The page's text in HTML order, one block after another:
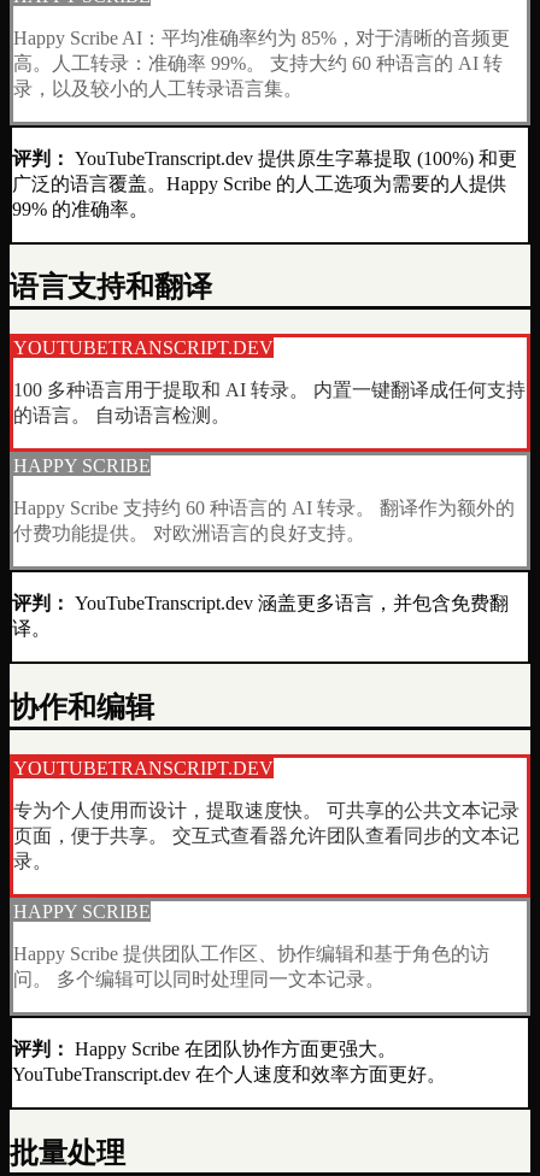
Happy Scribe AI：平均准确率约为 85%，对于清晰的音频更
高。人工转录：准确率 99%。 支持大约 60 种语言的 AI 转
录，以及较小的人工转录语言集。
评判： YouTubeTranscript.dev 提供原生字幕提取 (100%) 和更
广泛的语言覆盖。Happy Scribe 的人工选项为需要的人提供
99% 的准确率。
语言支持和翻译
YOUTUBETRANSCRIPT.DEV
100 多种语言用于提取和 AI 转录。 内置一键翻译成任何支持
的语言。 自动语言检测。
HAPPY SCRIBE
Happy Scribe 支持约 60 种语言的 AI 转录。 翻译作为额外的
付费功能提供。 对欧洲语言的良好支持。
评判： YouTubeTranscript.dev 涵盖更多语言，并包含免费翻
译。
协作和编辑
YOUTUBETRANSCRIPT.DEV
专为个人使用而设计，提取速度快。 可共享的公共文本记录
页面，便于共享。 交互式查看器允许团队查看同步的文本记
录。
HAPPY SCRIBE
Happy Scribe 提供团队工作区、协作编辑和基于角色的访
问。 多个编辑可以同时处理同一文本记录。
评判： Happy Scribe 在团队协作方面更强大。
YouTubeTranscript.dev 在个人速度和效率方面更好。
批量处理